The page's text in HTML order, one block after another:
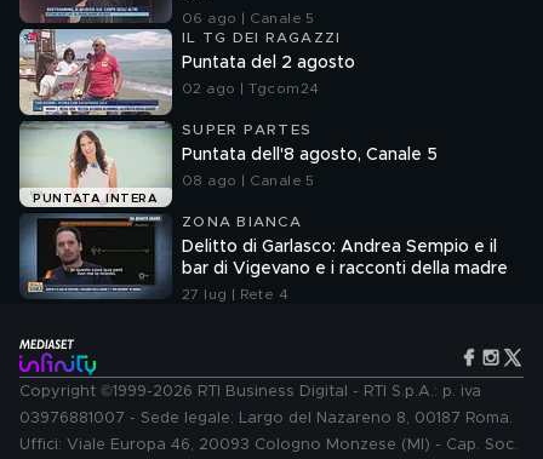
06 ago | Canale 5
IL TG DEI RAGAZZI
Puntata del 2 agosto
02 ago | Tgcom24
PUNTATA INTERA
SUPER PARTES
Puntata dell'8 agosto, Canale 5
08 ago | Canale 5
ZONA BIANCA
Delitto di Garlasco: Andrea Sempio e il
bar di Vigevano e i racconti della madre
27 lug | Rete 4
Copyright ©1999-2026 RTI Business Digital - RTI S.p.A.: p. iva
03976881007 - Sede legale: Largo del Nazareno 8, 00187 Roma.
Uffici: Viale Europa 46, 20093 Cologno Monzese (MI) - Cap. Soc.